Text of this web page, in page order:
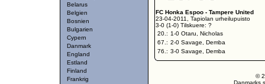
Belarus
Belgien
Bosnien
Bulgarien
Cypern
Danmark
England
Estland
Finland
Frankrig
FC Honka Espoo - Tampere United
23-04-2011, Tapiolan urheilupuisto
3-0 (1-0) Tilskuere: ?
20.: 1-0 Otaru, Nicholas
67.: 2-0 Savage, Demba
76.: 3-0 Savage, Demba
©
Danmarks